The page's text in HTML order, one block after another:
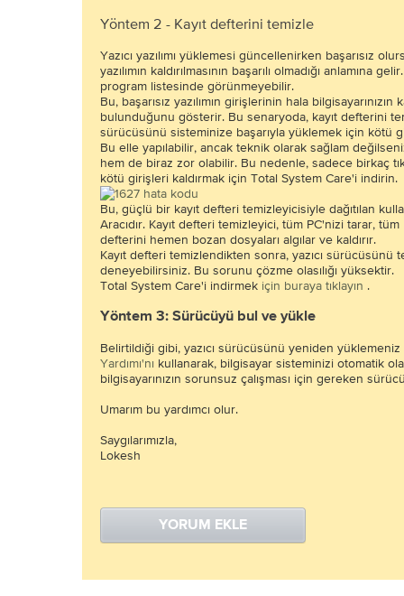
Yöntem 2 - Kayıt defterini temizle
Yazıcı yazılımı yüklemesi güncellenirken başarısız
yazılımın kaldırılmasının başarılı olmadığı anlamına
program listesinde görünmeyebilir.
Bu, başarısız yazılımın girişlerinin hala bilgisayarınızın
bulunduğunu gösterir. Bu senaryoda, kayıt defterini
sürücüsünü sisteminize başarıyla yüklemek için kötü
Bu elle yapılabilir, ancak teknik olarak sağlam
hem de biraz zor olabilir. Bu nedenle, sadece birkaç
kötü girişleri kaldırmak için Total System Care'i indirin.
Bu, güçlü bir kayıt defteri temizleyicisiyle dağıtılan
Aracıdır. Kayıt defteri temizleyici, tüm PC'nizi tarar,
defterini hemen bozan dosyaları algılar ve kaldırır.
Kayıt defteri temizlendikten sonra, yazıcı sürücüsünü
deneyebilirsiniz. Bu sorunu çözme olasılığı yüksektir.
Total System Care'i indirmek için buraya tıklayın .
Yöntem 3: Sürücüyü bul ve yükle
Belirtildiği gibi, yazıcı sürücüsünü yeniden
Yardımı'nı kullanarak, bilgisayar sisteminizi otomatik
bilgisayarınızın sorunsuz çalışması için gereken
Umarım bu yardımcı olur.
Saygılarımızla,
Lokesh
YORUM EKLE